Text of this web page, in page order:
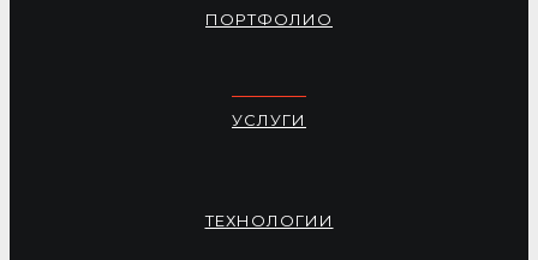
ПОРТФОЛИО
УСЛУГИ
ТЕХНОЛОГИИ